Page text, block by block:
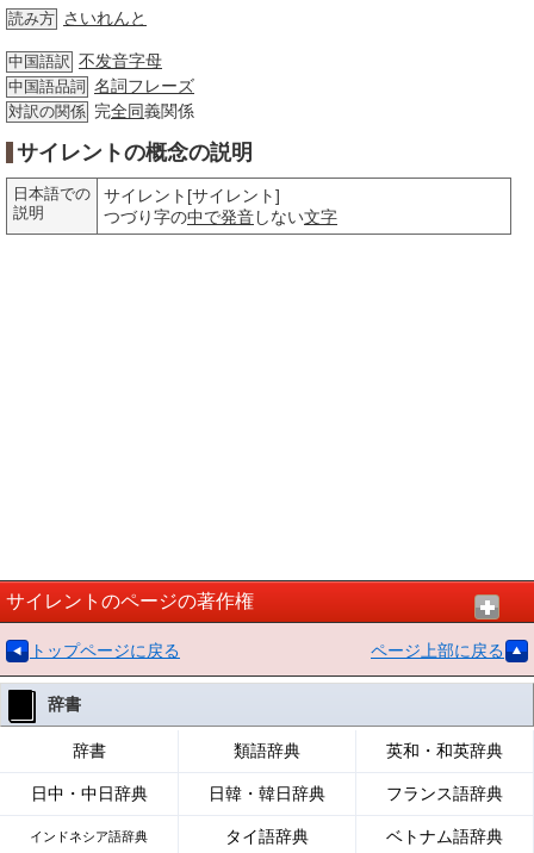
読み方 さいれんと
中国語訳 不发音字母
中国語品詞 名詞フレーズ
対訳の関係 完全同義関係
サイレントの概念の説明
日本語での
説明
サイレント[サイレント]
つづり字の中で発音しない文字
サイレントのページの著作権
トップページに戻る ページ上部に戻る
辞書
辞書 類語辞典 英和・和英辞典
日中・中日辞典 日韓・韓日辞典 フランス語辞典
インドネシア語辞典 タイ語辞典 ベトナム語辞典